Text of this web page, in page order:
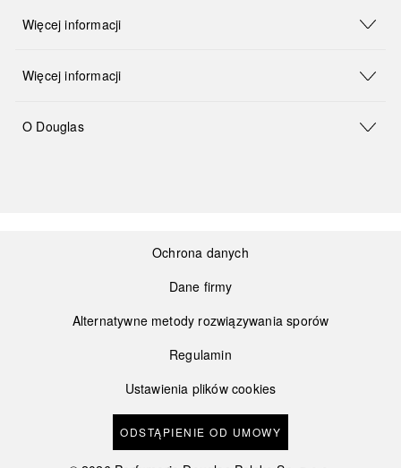
Więcej informacji
Więcej informacji
O Douglas
Ochrona danych
Dane firmy
Alternatywne metody rozwiązywania sporów
Regulamin
Ustawienia plików cookies
ODSTĄPIENIE OD UMOWY